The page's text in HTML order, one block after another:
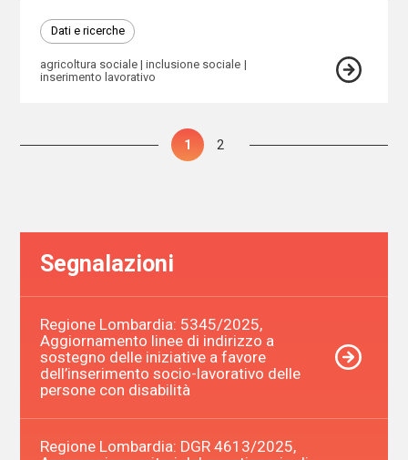
Dati e ricerche
agricoltura sociale
inclusione sociale
inserimento lavorativo
PaginazionePagina
1 Pagina
2
Segnalazioni
Regione Lombardia: 5345/2025,
Aggiornamento linee di indirizzo a
sostegno delle iniziative a favore
dell’inserimento socio-lavorativo delle
persone con disabilità
Regione Lombardia: DGR 4613/2025,